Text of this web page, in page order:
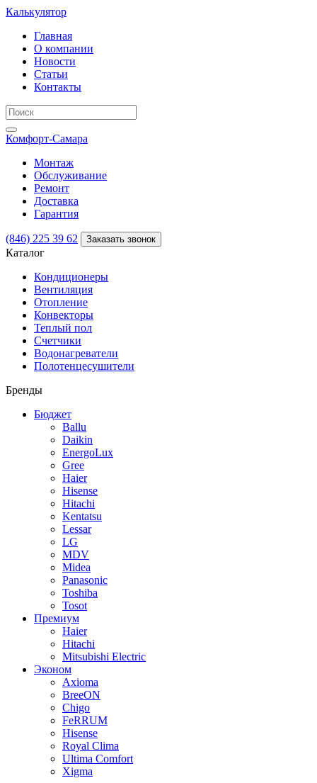
Калькулятор
Главная
О компании
Новости
Статьи
Контакты
Комфорт-Самара
Монтаж
Обслуживание
Ремонт
Доставка
Гарантия
(846) 225 39 62 Заказать звонок
Каталог
Кондиционеры
Вентиляция
Отопление
Конвекторы
Теплый пол
Счетчики
Водонагреватели
Полотенцесушители
Бренды
Бюджет
Ballu
Daikin
EnergoLux
Gree
Haier
Hisense
Hitachi
Kentatsu
Lessar
LG
MDV
Midea
Panasonic
Toshiba
Tosot
Премиум
Haier
Hitachi
Mitsubishi Electric
Эконом
Axioma
BreeON
Chigo
FeRRUM
Hisense
Royal Clima
Ultima Comfort
Xigma